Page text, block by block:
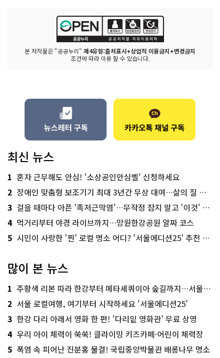
본 저작물은 "공공누리" 제4유형:출처표시+상업적 이용금지+변경금지
조건에 따라 이용 할 수 있습니다.
최신 뉴스
1 혼자 근무해도 안심! '소상공인안심벨' 신청하세요
2 장애인 맞춤형 보조기기 최대 3년간 무상 대여…삶의 질 높인다
3 걸을 때마다 아픈 '족저근막염'…무작정 참지 말고 '이것' 해보세요!
4 먹거리부터 야경 라이브까지…망원한강공원 알짜 코스
5 시민이 사랑한 '찐' 로컬 명소 어디? '서울에디션25' 추천 코스
많이 본 뉴스
1 주황색 리본 따라 한강부터 메타세쿼이아 숲길까지…서울둘레길 15코스
2 서울 로컬여행, 여기부터 시작하세요 '서울에디션25'
3 한강 다리 아래서 영화 한 편! '다리밑 영화관' 무료 상영
4 우리 아이 체력이 쑥쑥! 클라이밍 키즈카페·어린이 체력장
5 폭염 속 피어난 진분홍 물결! 국립중앙박물관 배롱나무 명소